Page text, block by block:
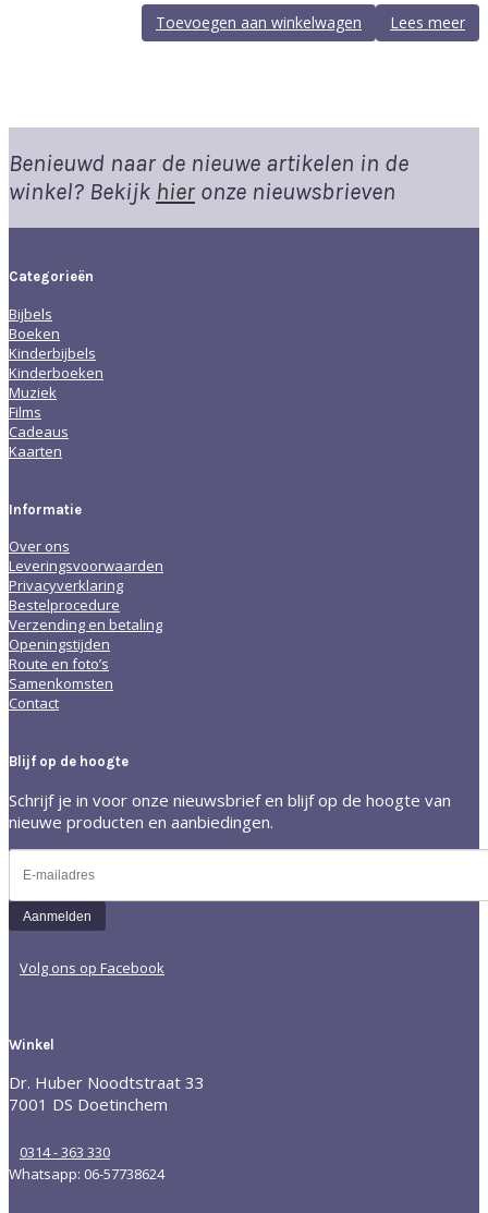
Lees meer
Toevoegen aan winkelwagen
Benieuwd naar de nieuwe artikelen in de
winkel? Bekijk hier onze nieuwsbrieven
Categorieën
Bijbels
Boeken
Kinderbijbels
Kinderboeken
Muziek
Films
Cadeaus
Kaarten
Informatie
Over ons
Leveringsvoorwaarden
Privacyverklaring
Bestelprocedure
Verzending en betaling
Openingstijden
Route en foto’s
Samenkomsten
Contact
Blijf op de hoogte
Schrijf je in voor onze nieuwsbrief en blijf op de hoogte van
nieuwe producten en aanbiedingen.
Volg ons op Facebook
Winkel
Dr. Huber Noodtstraat 33
7001 DS Doetinchem
0314 - 363 330
Whatsapp: 06-57738624